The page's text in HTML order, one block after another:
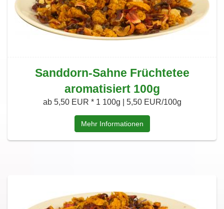
Sanddorn-Sahne Früchtetee
aromatisiert 100g
ab 5,50 EUR * 1 100g | 5,50 EUR/100g
Mehr Informationen